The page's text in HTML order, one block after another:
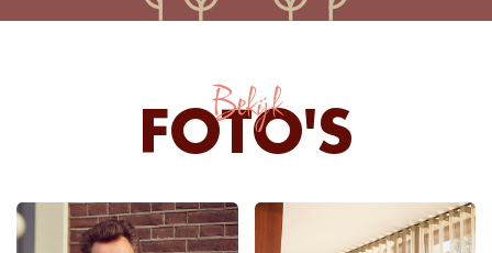
Bekijk
FOTO'S